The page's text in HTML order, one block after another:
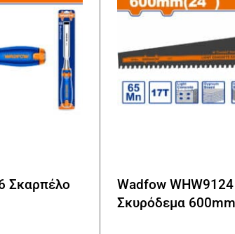
Σκαρπέλο
Wadfow WHW9124
Σκυρόδεμα 600mm